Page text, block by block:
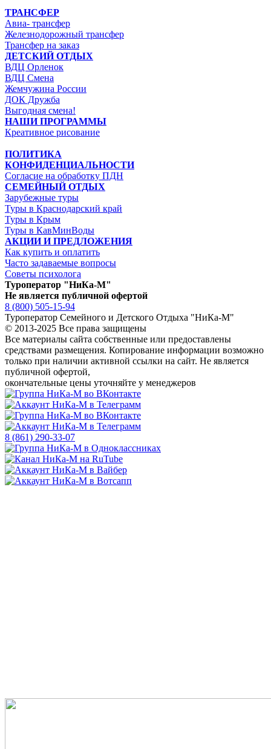
ТРАНСФЕР
Авиа- трансфер
Железнодорожный трансфер
Трансфер на заказ
ДЕТСКИЙ ОТДЫХ
ВДЦ Орленок
ВДЦ Смена
Жемчужина России
ДОК Дружба
Выгодная смена!
НАШИ ПРОГРАММЫ
Креативное рисование
ПОЛИТИКА
КОНФИДЕНЦИАЛЬНОСТИ
Согласие на обработку ПДН
СЕМЕЙНЫЙ ОТДЫХ
Зарубежные туры
Туры в Краснодарский край
Туры в Крым
Туры в КавМинВоды
АКЦИИ И ПРЕДЛОЖЕНИЯ
Как купить и оплатить
Часто задаваемые вопросы
Советы психолога
Туроператор "НиКа-М"
Не является публичной офертой
8 (800) 505-15-94
Туроператор Семейного и Детского Отдыха "НиКа-М"
© 2013-2025 Все права защищены
Все материалы сайта собственные или предоставлены
средствами размещения. Копирование информации возможно
только при наличии активной ссылки на сайт. Не является
публичной офертой,
окончательные цены уточняйте у менеджеров
8 (861) 290-33-07